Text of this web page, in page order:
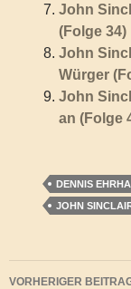
John
(Folge 34)
John
Würger
John
an (Folge
DENNIS
JOHN
VORHERIGER